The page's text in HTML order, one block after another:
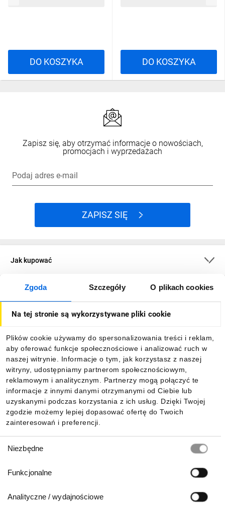
Zgoda Szczegóły O plikach cookies
Na tej stronie są wykorzystywane pliki cookie
Plików cookie używamy do spersonalizowania treści i reklam,
aby oferować funkcje społecznościowe i analizować ruch w
naszej witrynie. Informacje o tym, jak korzystasz z naszej
witryny, udostępniamy partnerom społecznościowym,
reklamowym i analitycznym. Partnerzy mogą połączyć te
informacje z innymi danymi otrzymanymi od Ciebie lub
uzyskanymi podczas korzystania z ich usług. Dzięki Twojej
zgodzie możemy lepiej dopasować ofertę do Twoich
zainteresowań i preferencji.
zgody
Niezbędne
Funkcjonalne
Analityczne / wydajnościowe
DO KOSZYKA DO KOSZYKA
Zapisz się, aby otrzymać informacje o nowościach,
promocjach i wyprzedażach
Podaj adres e-mail
ZAPISZ SIĘ
Jak kupować
O firmie
Informacje
Pobierz naszą aplikację mobilną: